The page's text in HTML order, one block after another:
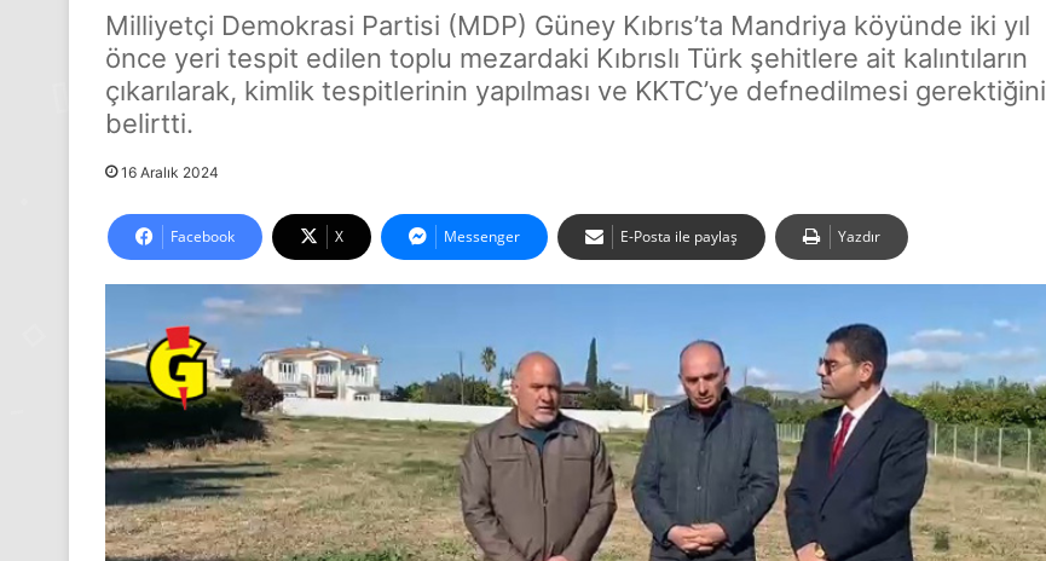
Milliyetçi Demokrasi Partisi (MDP) Güney Kıbrıs’ta Mandriya köyünde iki yıl
önce yeri tespit edilen toplu mezardaki Kıbrıslı Türk şehitlere ait kalıntıların
çıkarılarak, kimlik tespitlerinin yapılması ve KKTC’ye defnedilmesi gerektiğini
belirtti.
16 Aralık 2024
Facebook X Messenger E-Posta ile paylaş Yazdır